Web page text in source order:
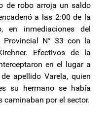
de robo arroja un saldo
a las 2:00 de la
en inmediaciones del
N° 33 con la
Efectivos de la
en el lugar a
apellido Varela, quien
su hermano se había
caminaban por el sector.